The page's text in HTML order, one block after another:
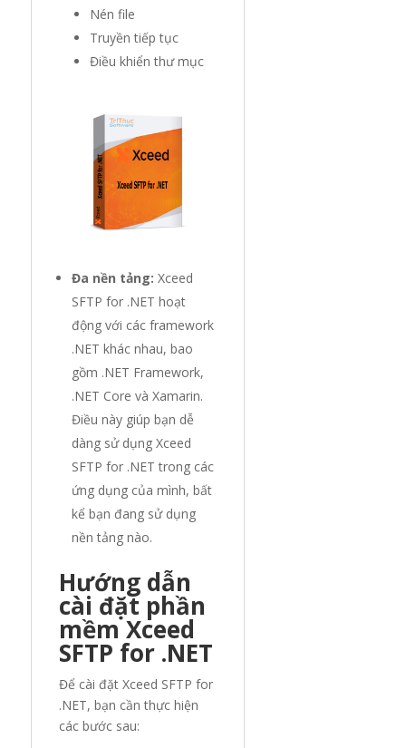
Nén file
Truyền tiếp tục
Điều khiển thư mục
Đa nền tảng: Xceed
SFTP for .NET hoạt
động với các framework
.NET khác nhau, bao
gồm .NET Framework,
.NET Core và Xamarin.
Điều này giúp bạn dễ
dàng sử dụng Xceed
SFTP for .NET trong các
ứng dụng của mình, bất
kể bạn đang sử dụng
nền tảng nào.
Hướng dẫn
cài đặt phần
mềm Xceed
SFTP for .NET
Để cài đặt Xceed SFTP for
.NET, bạn cần thực hiện
các bước sau: